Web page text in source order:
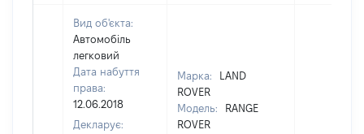
Вид об'єкта:
Автомобіль
легковий
Дата набуття
права:
12.06.2018
Декларує:
Марка:
LAND
ROVER
Модель:
RANGE
ROVER